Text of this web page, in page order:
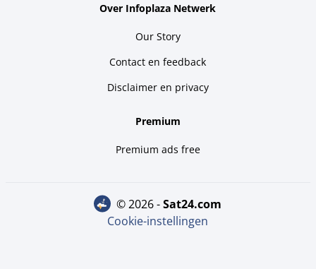
Over Infoplaza Netwerk
Our Story
Contact en feedback
Disclaimer en privacy
Premium
Premium ads free
© 2026 - sat24.com
Cookie-instellingen